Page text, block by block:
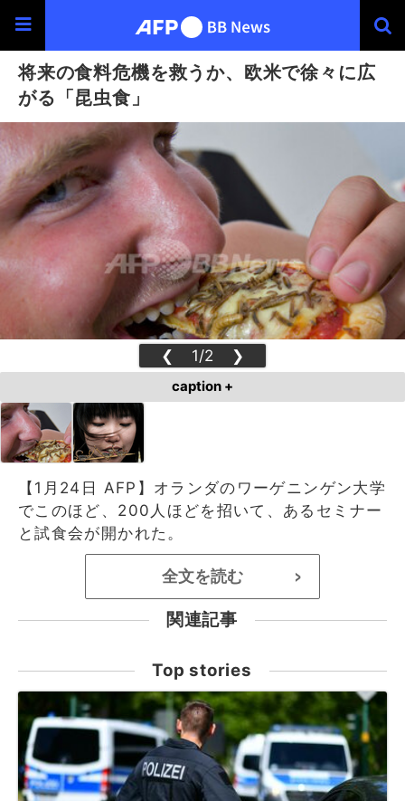
将来の食料危機を救うか、欧米で徐々に広
がる「昆虫食」
❮ 1/2 ❯
caption +
【1月24日 AFP】オランダのワーゲニンゲン大学
でこのほど、200人ほどを招いて、あるセミナー
と試食会が開かれた。
全文を読む >
関連記事
Top stories